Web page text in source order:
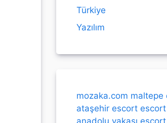
Türkiye
Yazılım
mozaka.com maltepe
ataşehir escort escort
anadolu yakası escort